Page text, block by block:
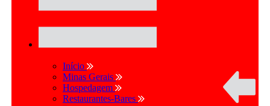
Início
Minas Gerais
Hospedagem
Restaurantes-Bares